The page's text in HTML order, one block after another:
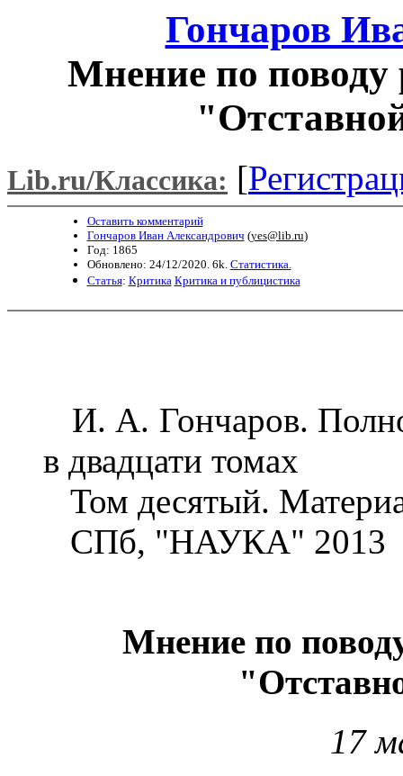
Гончаров
Мнение по
Lib.ru/Классика: [
Оставить комментарий
Гончаров Иван Александрович (yes@lib.ru)
Год: 1865
Обновлено: 24/12/2020. 6k. Статистика.
Статья: Критика Критика и публицистика
И. А. Гончаров.
в двадцати томах
Том десятый.
СПб, "НАУКА" 2013
Мнение по
17